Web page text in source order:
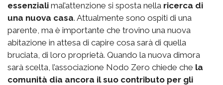
essenziali mal’attenzione si sposta nella ricerca di
una nuova casa. Attualmente sono ospiti di una
parente, ma è importante che trovino una nuova
abitazione in attesa di capire cosa sarà di quella
bruciata, di loro proprietà. Quando la nuova dimora
sarà scelta, l’associazione Nodo Zero chiede che la
comunità dia ancora il suo contributo per gli